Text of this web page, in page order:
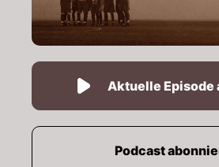
Aktuelle Episode
Podcast